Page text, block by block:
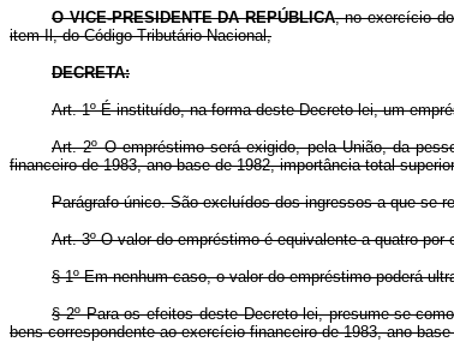
O VICE-PRESIDENTE DA REPÚBLICA, no exercício
item Il, do Código Tributário Nacional,
DECRETA:
Art. 1º É instituído, na forma deste Decreto-lei, um
Art. 2º O empréstimo será exigido, pela União, da
financeiro de 1983, ano-base de 1982, importância total
Parágrafo único. São excluídos dos ingressos a que se
Art. 3º O valor do empréstimo é equivalente a quatro
§ 1º Em nenhum caso, o valor do empréstimo poderá
§ 2º Para os efeitos deste Decreto-lei, presume-se
bens correspondente ao exercício financeiro de 1983, ano-